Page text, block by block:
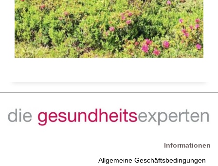
Informationen
Allgemeine Geschäftsbedingungen